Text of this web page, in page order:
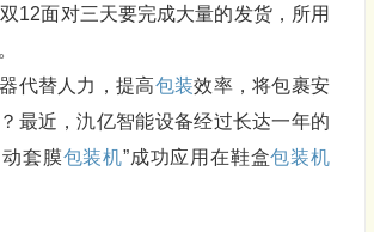
12面对三天要完成大量的发货，所用
代替人力，提高包装效率，将包裹安
最近，氿亿智能设备经过长达一年的
套膜包装机”成功应用在鞋盒包装机